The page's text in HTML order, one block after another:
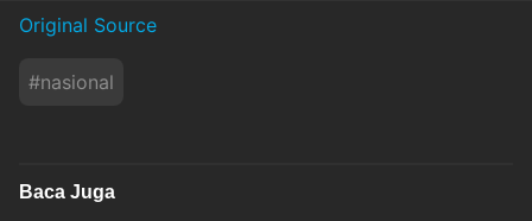
Original Source
#nasional
Baca Juga